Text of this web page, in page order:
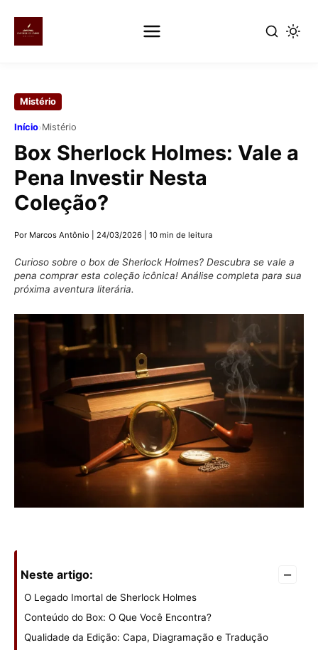
conteúdo
principal
Mistério
Início›Mistério
Box Sherlock Holmes: Vale a
Pena Investir Nesta
Coleção?
Por Marcos Antônio 24/03/2026 10 min de leitura
Curioso sobre o box de Sherlock Holmes? Descubra se vale a
pena comprar esta coleção icônica! Análise completa para sua
próxima aventura literária.
Neste artigo: –
O Legado Imortal de Sherlock Holmes
Conteúdo do Box: O Que Você Encontra?
Qualidade da Edição: Capa, Diagramação e Tradução